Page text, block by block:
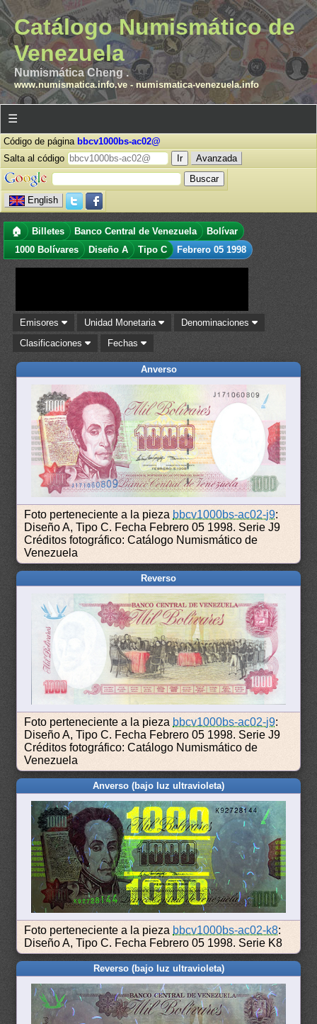
Catálogo Numismático de
Venezuela
Numismática Cheng .
www.numismatica.info.ve- numismatica-venezuela.info
☰
Código de página bbcv1000bs-ac02@
Salta al código
Avanzada
English
🏠 Billetes Banco Central de Venezuela
Bolívar
1000 Bolívares
Diseño A Tipo C Febrero 05 1998
Emisores Unidad Monetaria
Denominaciones
Clasificaciones
Fechas
Anverso
Foto perteneciente a la pieza bbcv1000bs-ac02-j9:
Diseño A, Tipo C. Fecha Febrero 05 1998. Serie J9
Créditos fotográfico: Catálogo Numismático de
Venezuela
Reverso
Foto perteneciente a la pieza bbcv1000bs-ac02-j9:
Diseño A, Tipo C. Fecha Febrero 05 1998. Serie J9
Créditos fotográfico: Catálogo Numismático de
Venezuela
Anverso (bajo luz ultravioleta)
Foto perteneciente a la pieza bbcv1000bs-ac02-k8:
Diseño A, Tipo C. Fecha Febrero 05 1998. Serie K8
Reverso (bajo luz ultravioleta)